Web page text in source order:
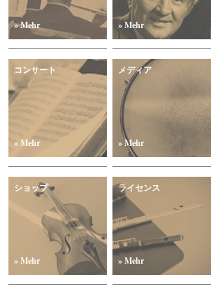
» Mehr » Mehr
コンサート
» Mehr
メディア
» Mehr
ショップ
» Mehr
ライセンス
» Mehr